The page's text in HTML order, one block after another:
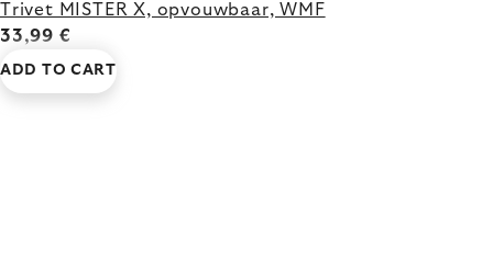
Trivet MISTER X, opvouwbaar, WMF
33,99 €
ADD TO CART